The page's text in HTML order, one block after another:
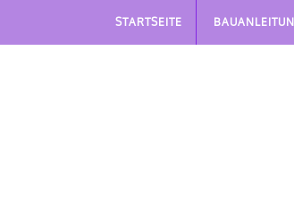
content
STARTSEITE